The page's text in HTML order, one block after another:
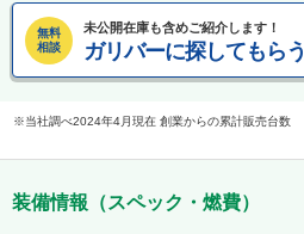
無料
相談
未公開在庫も含めご紹介します！
ガリバーに探してもらう
当社調べ2024年4月現在 創業からの累計販売台数
装備情報（スペック・燃費）